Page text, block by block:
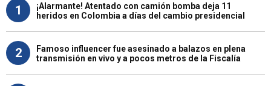
1
¡Alarmante! Atentado con camión bomba deja 11
heridos en Colombia a días del cambio presidencial
2
Famoso influencer fue asesinado a balazos en plena
transmisión en vivo y a pocos metros de la Fiscalía